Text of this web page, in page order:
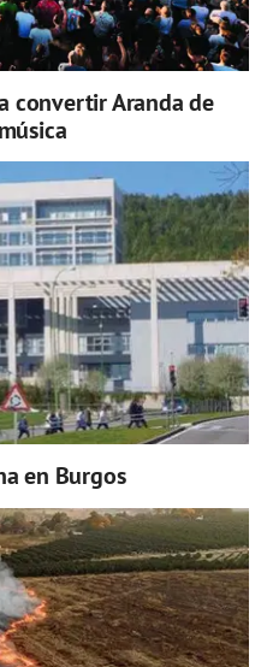
convertir Aranda de
en Burgos